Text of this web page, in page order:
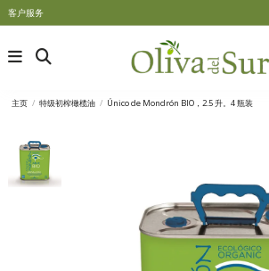
客户服务
主页 特级初榨橄榄油 Único de Mondrón BIO，2.5 升。4 瓶装